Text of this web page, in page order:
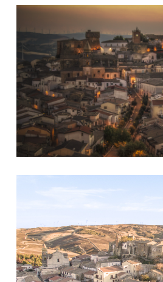
Immagine